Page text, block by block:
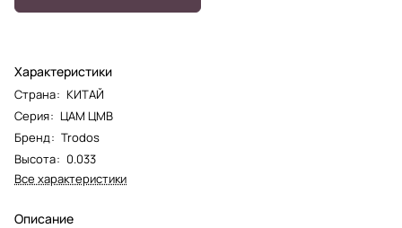
Характеристики
Страна: КИТАЙ
Серия: ЦАМ ЦМВ
Бренд: Trodos
Высота: 0.033
Все характеристики
Описание